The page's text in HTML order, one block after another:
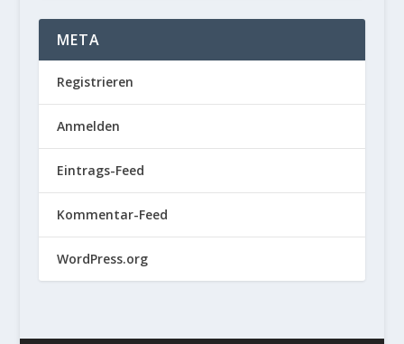
META
Registrieren
Anmelden
Eintrags-Feed
Kommentar-Feed
WordPress.org